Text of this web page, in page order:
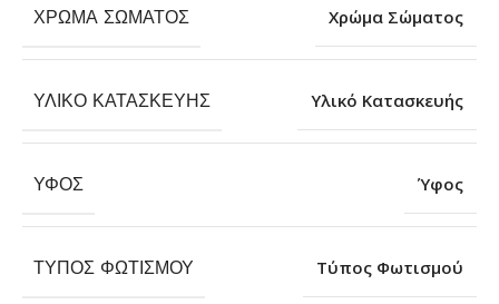
ΧΡΏΜΑ ΣΏΜΑΤΟΣ Χρώμα Σώματος
ΥΛΙΚΌ ΚΑΤΑΣΚΕΥΉΣ Υλικό Κατασκευής
ΎΦΟΣ Ύφος
ΤΎΠΟΣ ΦΩΤΙΣΜΟΎ Τύπος Φωτισμού